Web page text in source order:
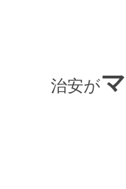
治安が